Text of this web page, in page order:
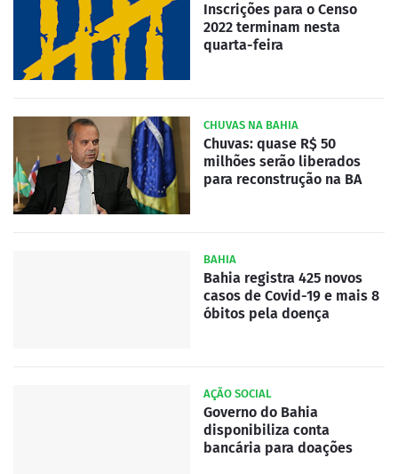
Inscrições para o Censo
2022 terminam nesta
quarta-feira
CHUVAS NA BAHIA
Chuvas: quase R$ 50
milhões serão liberados
para reconstrução na BA
BAHIA
Bahia registra 425 novos
casos de Covid-19 e mais 8
óbitos pela doença
AÇÃO SOCIAL
Governo do Bahia
disponibiliza conta
bancária para doações